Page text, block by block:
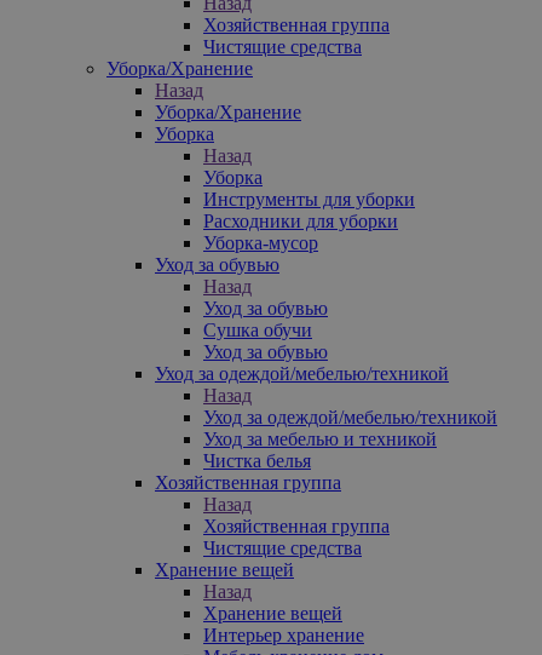
Хозяйственная группа
Чистящие средства
Уборка/Хранение
Назад
Уборка/Хранение
Уборка
Назад
Уборка
Инструменты для уборки
Расходники для уборки
Уборка-мусор
Уход за обувью
Назад
Уход за обувью
Сушка обучи
Уход за обувью
Уход за одеждой/мебелью/техникой
Назад
Уход за одеждой/мебелью/техникой
Уход за мебелью и техникой
Чистка белья
Хозяйственная группа
Назад
Хозяйственная группа
Чистящие средства
Хранение вещей
Назад
Хранение вещей
Интерьер хранение